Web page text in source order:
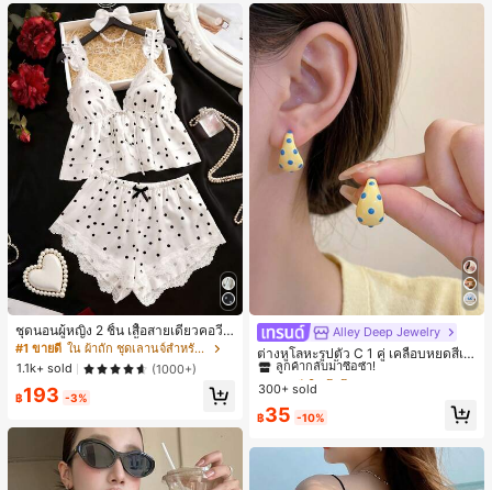
ชุดนอนผู้หญิง 2 ชิ้น เสื้อสายเดี่ยวคอวีลู
กไม้ พร้อมกางเกงขาสั้นแต่งลูกไม้ แต่ง
โบว์ที่เอว ชุดลำลองผู้หญิงนุ่มสบายน่ารั
ก สไตล์เอสเธติก
#1 ขายดี
ใน ผ้าถัก ชุดเลานจ์สำหรับผู้หญิง
1.1k+ sold
(1000+)
฿193 -3%
Alley Deep Jewelry
ต่างหูโลหะรูปตัว C 1 คู่ เคลือบหยดสีเห
ลือง ลายจุดสีน้ำเงิน สไตล์ยุโรปและอเม
ริกัน แฟชั่นส่วนตัว หวานและสง่างาม
ดินทาง งานแต่งงาน ปาร์ตี้ วันเกิด ของ
#1 ขายดี ใน โบโฮ ต่างหูผู้หญิง
ลูกค้ากลับมาซื้อซ้ำ!
เกือบหมดแล้ว!
#1 ขายดี ใน โบโฮ ต่างหูผู้หญิง
ลูกค้ากลับมาซื้อซ้ำ!
เกือบหมดแล้ว!
#1 ขายดี ใน โบโฮ ต่างหูผู้หญิง
ลูกค้ากลับมาซื้อซ้ำ!
เกือบหมดแล้ว!
#1 ขายดี
ใน โบโฮ ต่างหูผู้หญิง
เกือบหมดแล้ว!
300+ sold
฿35 -10%